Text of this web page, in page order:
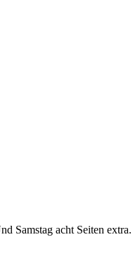
Samstag acht Seiten extra.